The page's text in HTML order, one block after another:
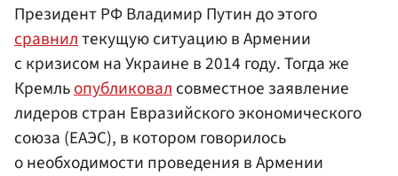
Президент РФ Владимир Путин до этого
сравнилтекущую ситуацию в Армении
с кризисом на Украине в 2014 году. Тогда же
Кремльопубликовалсовместное заявление
лидеров стран Евразийского экономического
союза (ЕАЭС), в котором говорилось
о необходимости проведения в Армении